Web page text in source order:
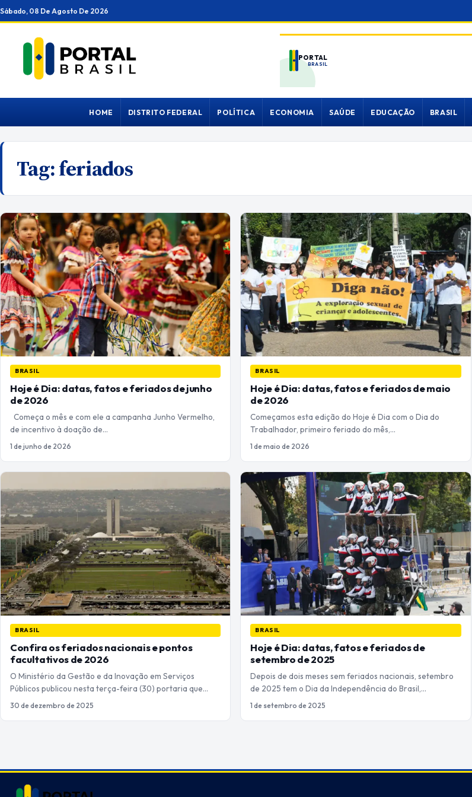
Ir
para
conteúdo
Sábado, 08 De Agosto De 2026
PORTAL
BRASIL
HOME DISTRITO FEDERAL POLÍTICA ECONOMIA SAÚDE EDUCAÇÃO BRASIL
Tag:feriados
BRASIL
Hoje é Dia: datas, fatos e feriados de junho
de 2026
Começa o mês e com ele a campanha Junho Vermelho,
de incentivo à doação de…
1 de junho de 2026
BRASIL
Hoje é Dia: datas, fatos e feriados de maio
de 2026
Começamos esta edição do Hoje é Dia com o Dia do
Trabalhador, primeiro feriado do mês,…
1 de maio de 2026
BRASIL
Confira os feriados nacionais e pontos
facultativos de 2026
O Ministério da Gestão e da Inovação em Serviços
Públicos publicou nesta terça-feira (30) portaria que…
30 de dezembro de 2025
BRASIL
Hoje é Dia: datas, fatos e feriados de
setembro de 2025
Depois de dois meses sem feriados nacionais, setembro
de 2025 tem o Dia da Independência do Brasil,…
1 de setembro de 2025